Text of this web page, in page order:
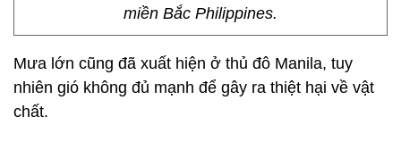
miền Bắc Philippines.
Mưa lớn cũng đã xuất hiện ở thủ đô Manila, tuy
nhiên gió không đủ mạnh để gây ra thiệt hại về vật
chất.